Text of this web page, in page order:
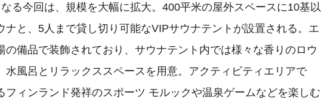
る今回は、規模を大幅に拡大。400平米の屋外スペースに10基以
ナと、5人まで貸し切り可能なVIPサウナテントが設置される。エ
の備品で装飾されており、サウナテント内では様々な香りのロウ
水風呂とリラックススペースを用意。アクティビティエリアで
フィンランド発祥のスポーツ モルックや温泉ゲームなどを楽しむ